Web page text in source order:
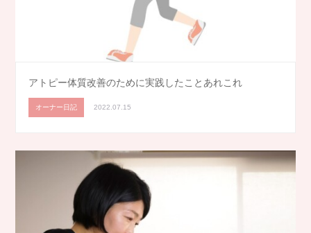
アトピー体質改善のために実践したことあれこれ
オーナー日記 2022.07.15